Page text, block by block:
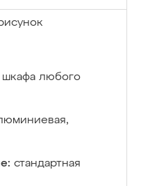
шкафа любого
стандартная